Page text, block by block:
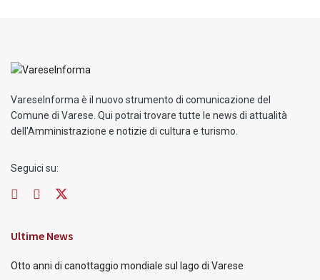
VareseInforma è il nuovo strumento di comunicazione del
Comune di Varese. Qui potrai trovare tutte le news di attualità
dell'Amministrazione e notizie di cultura e turismo.
Seguici su:
Ultime News
Otto anni di canottaggio mondiale sul lago di Varese